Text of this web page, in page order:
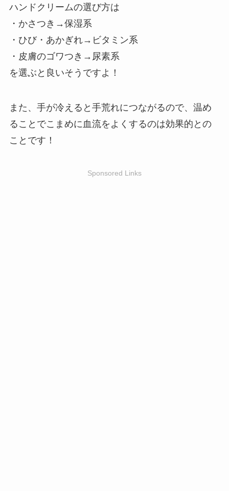
ハンドクリームの選び方は
・かさつき→保湿系
・ひび・あかぎれ→ビタミン系
・皮膚のゴワつき→尿素系
を選ぶと良いそうですよ！
また、手が冷えると手荒れにつながるので、温め
ることでこまめに血流をよくするのは効果的との
ことです！
Sponsored Links